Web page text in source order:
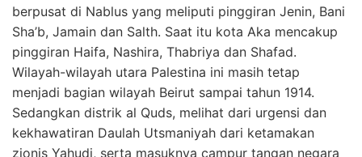
berpusat di Nablus yang meliputi pinggiran Jenin, Bani
Sha’b, Jamain dan Salth. Saat itu kota Aka mencakup
pinggiran Haifa, Nashira, Thabriya dan Shafad.
Wilayah-wilayah utara Palestina ini masih tetap
menjadi bagian wilayah Beirut sampai tahun 1914.
Sedangkan distrik al Quds, melihat dari urgensi dan
kekhawatiran Daulah Utsmaniyah dari ketamakan
zionis Yahudi, serta masuknya campur tangan negara